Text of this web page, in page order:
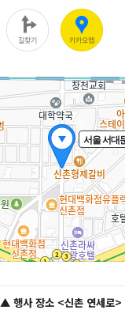
▲ 행사 장소 <신촌 연세로>